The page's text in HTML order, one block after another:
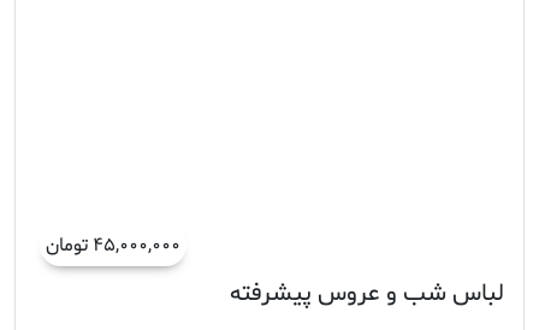
۴۵,۰۰۰,۰۰۰ تومان
لباس شب و عروس پیشرفته